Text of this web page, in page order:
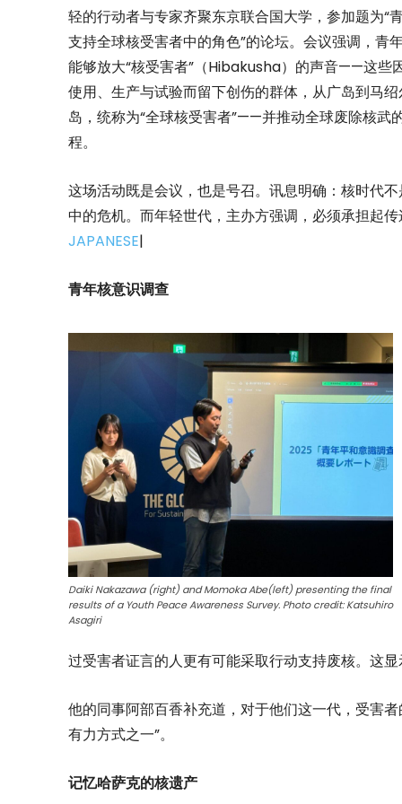
轻的行动者与专家齐聚东京联合国大学，参加题为“
支持全球核受害者中的角色”的论坛。会议强调，青
能够放大“核受害者”（Hibakusha）的声音——这些
使用、生产与试验而留下创伤的群体，从广岛到马
岛，统称为“全球核受害者”——并推动全球废除核武
程。
这场活动既是会议，也是号召。讯息明确：核时代
中的危机。而年轻世代，主办方强调，必须承担起
JAPANESE|
青年核意识调查
Daiki Nakazawa (right) and Momoka Abe(left) presenting the final
results of a Youth Peace Awareness Survey. Photo credit: Katsuhiro
Asagiri
过受害者证言的人更有可能采取行动支持废核。这
他的同事阿部百香补充道，对于他们这一代，受害
有力方式之一”。
记忆哈萨克的核遗产